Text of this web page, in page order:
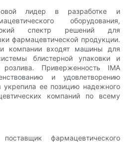
лидер в разработке и
оборудования,
спектр решений для
фармацевтической продукции.
компании входят машины для
блистерной упаковки и
розлива. Приверженность IMA
и удовлетворению
укрепила ее позицию надежного
компаний по всему
фармацевтического